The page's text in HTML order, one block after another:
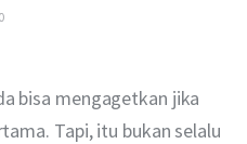
bisa mengagetkan jika
Tapi, itu bukan selalu